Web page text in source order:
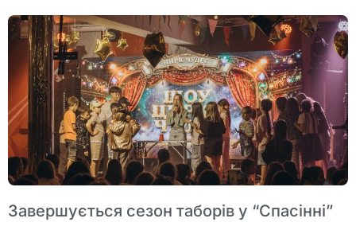
Завершується сезон таборів у “Спасінні”